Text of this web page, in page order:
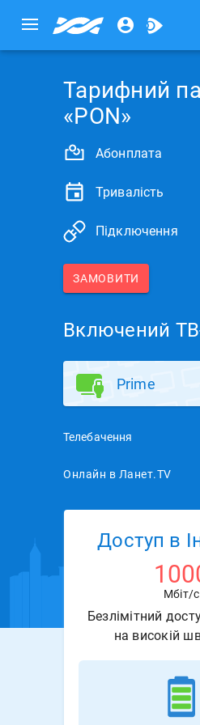
Тарифний
«PON»
Абонплата
Тривалість
Підключення
ЗАМОВИТИ
Включений
Prime
Телебачення
Онлайн в Ланет.TV
Доступ в
Мбіт/с
Безлімітний
на високій